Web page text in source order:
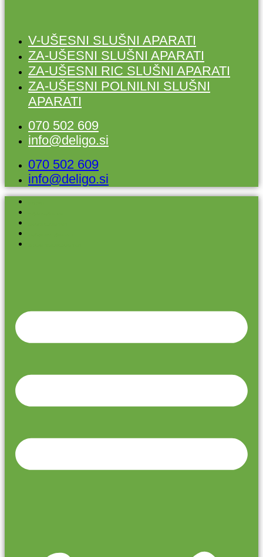
V-UŠESNI SLUŠNI APARATI
ZA-UŠESNI SLUŠNI APARATI
ZA-UŠESNI RIC SLUŠNI APARATI
ZA-UŠESNI POLNILNI SLUŠNI
APARATI
070 502 609
info@deligo.si
070 502 609
info@deligo.si